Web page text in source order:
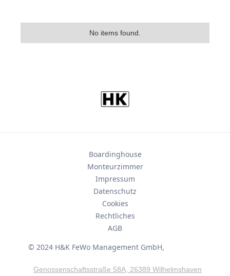
No items found.
© 2024 H&K FeWo Management GmbH,
Genossenschaftsstraße 58A, 26389 Wilhelmshaven
Boardinghouse
Monteurzimmer
Impressum
Datenschutz
Cookies
Rechtliches
AGB